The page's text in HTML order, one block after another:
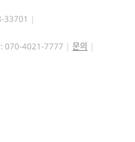
33701
: 070-4021-7777
문의